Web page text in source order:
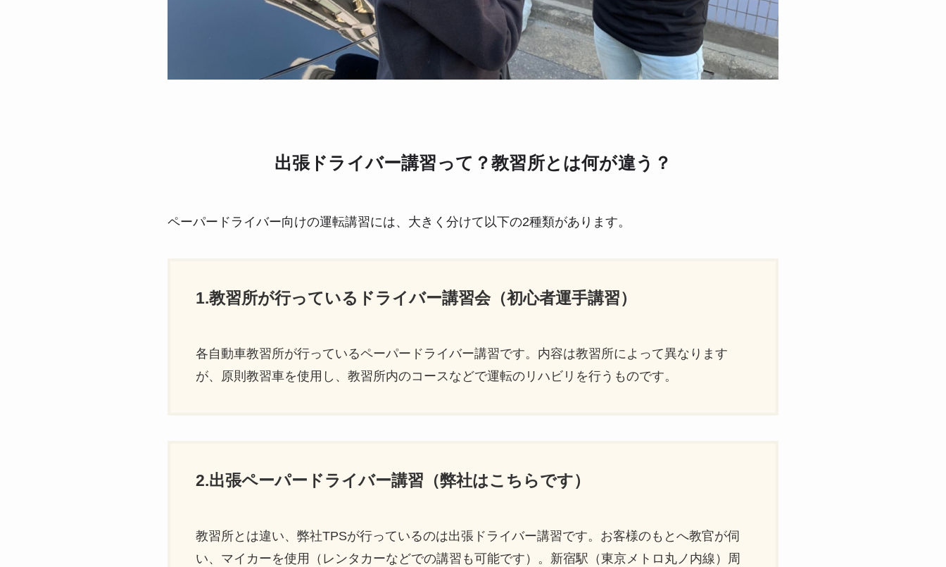
出張ドライバー講習って？教習所とは何が違う？
ペーパードライバー向けの運転講習には、大きく分けて以下の2種類があります。
1.教習所が行っているドライバー講習会（初心者運手講習）
各自動車教習所が行っているペーパードライバー講習です。内容は教習所によって異なります
が、原則教習車を使用し、教習所内のコースなどで運転のリハビリを行うものです。
2.出張ペーパードライバー講習（弊社はこちらです）
教習所とは違い、弊社TPSが行っているのは出張ドライバー講習です。お客様のもとへ教官が伺
い、マイカーを使用（レンタカーなどでの講習も可能です）。新宿駅（東京メトロ丸ノ内線）周